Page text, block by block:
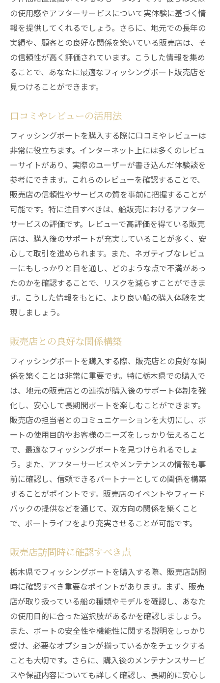
の使用感やアフターサービスについて実体験に基づく情
報を提供してくれるでしょう。さらに、地元での長年の
実績や、顧客との良好な関係を築いている販売店は、そ
の信頼性が高く評価されています。こうした情報を集め
ることで、あなたに最適なフィッシングボート販売店を
見つけることができます。
口コミやレビューの活用法
フィッシングボートを購入する際に口コミやレビューは
非常に役立ちます。インターネット上には多くのレビュ
ーサイトがあり、実際のユーザーが書き込んだ体験談を
参考にできます。これらのレビューを確認することで、
販売店の信頼性やサービスの質を事前に把握することが
可能です。特に注目すべきは、船販売におけるアフター
サービスの評価です。レビューで高評価を得ている販売
店は、購入後のサポートが充実していることが多く、安
心して取引を進められます。また、ネガティブなレビュ
ーにもしっかりと目を通し、どのような点で不満があっ
たのかを確認することで、リスクを減らすことができま
す。こうした情報をもとに、より良い船の購入体験を実
現しましょう。
販売店との良好な関係構築
フィッシングボートを購入する際、販売店との良好な関
係を築くことは非常に重要です。特に栃木県での購入で
は、地元の販売店との連携が購入後のサポート体制を強
化し、安心して長期間ボートを楽しむことができます。
販売店の担当者とのコミュニケーションを大切にし、ボ
ートの使用目的やお客様のニーズをしっかり伝えること
で、最適なフィッシングボートを見つけられるでしょ
う。また、アフターサービスやメンテナンスの情報も事
前に確認し、信頼できるパートナーとしての関係を構築
することがポイントです。販売店のイベントやフィード
バックの提供などを通じて、双方向の関係を築くこと
で、ボートライフをより充実させることが可能です。
販売店訪問時に確認すべき点
栃木県でフィッシングボートを購入する際、販売店訪問
時に確認すべき重要なポイントがあります。まず、販売
店が取り扱っている船の種類やモデルを確認し、あなた
の使用目的に合った選択肢があるかを確認しましょう。
また、ボートの安全性や機能性に関する説明をしっかり
受け、必要なオプションが揃っているかをチェックする
ことも大切です。さらに、購入後のメンテナンスサービ
スや保証内容についても詳しく確認し、長期的に安心し